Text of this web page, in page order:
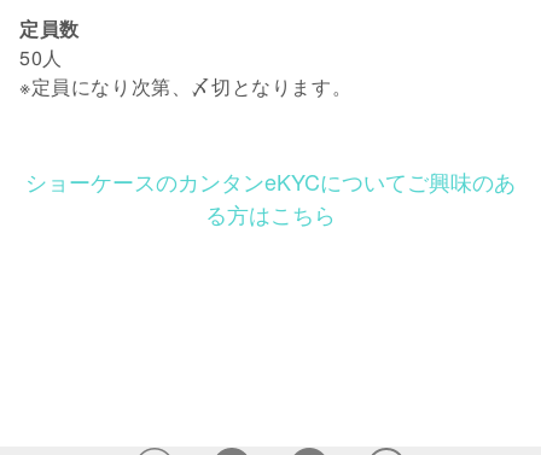
定員数
50人
※定員になり次第、〆切となります。
ショーケースのカンタンeKYCについてご興味のあ
る方はこちら